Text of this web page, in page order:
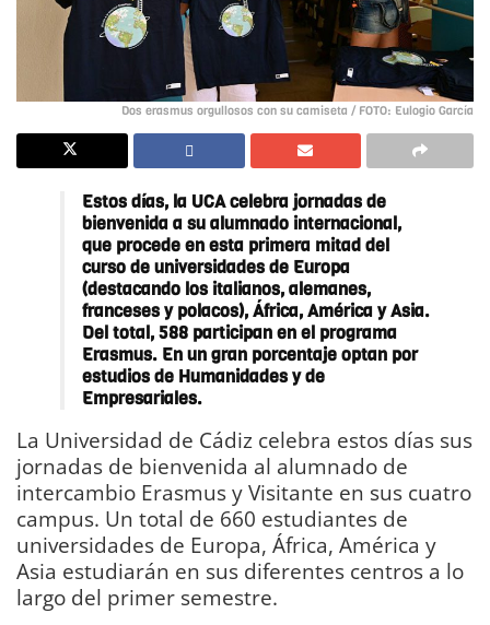
Dos erasmus orgullosos con su camiseta / FOTO: Eulogio García
Estos días, la UCA celebra jornadas de
bienvenida a su alumnado internacional,
que procede en esta primera mitad del
curso de universidades de Europa
(destacando los italianos, alemanes,
franceses y polacos), África, América y Asia.
Del total, 588 participan en el programa
Erasmus. En un gran porcentaje optan por
estudios de Humanidades y de
Empresariales.
La Universidad de Cádiz celebra estos días sus
jornadas de bienvenida al alumnado de
intercambio Erasmus y Visitante en sus cuatro
campus. Un total de 660 estudiantes de
universidades de Europa, África, América y
Asia estudiarán en sus diferentes centros a lo
largo del primer semestre.